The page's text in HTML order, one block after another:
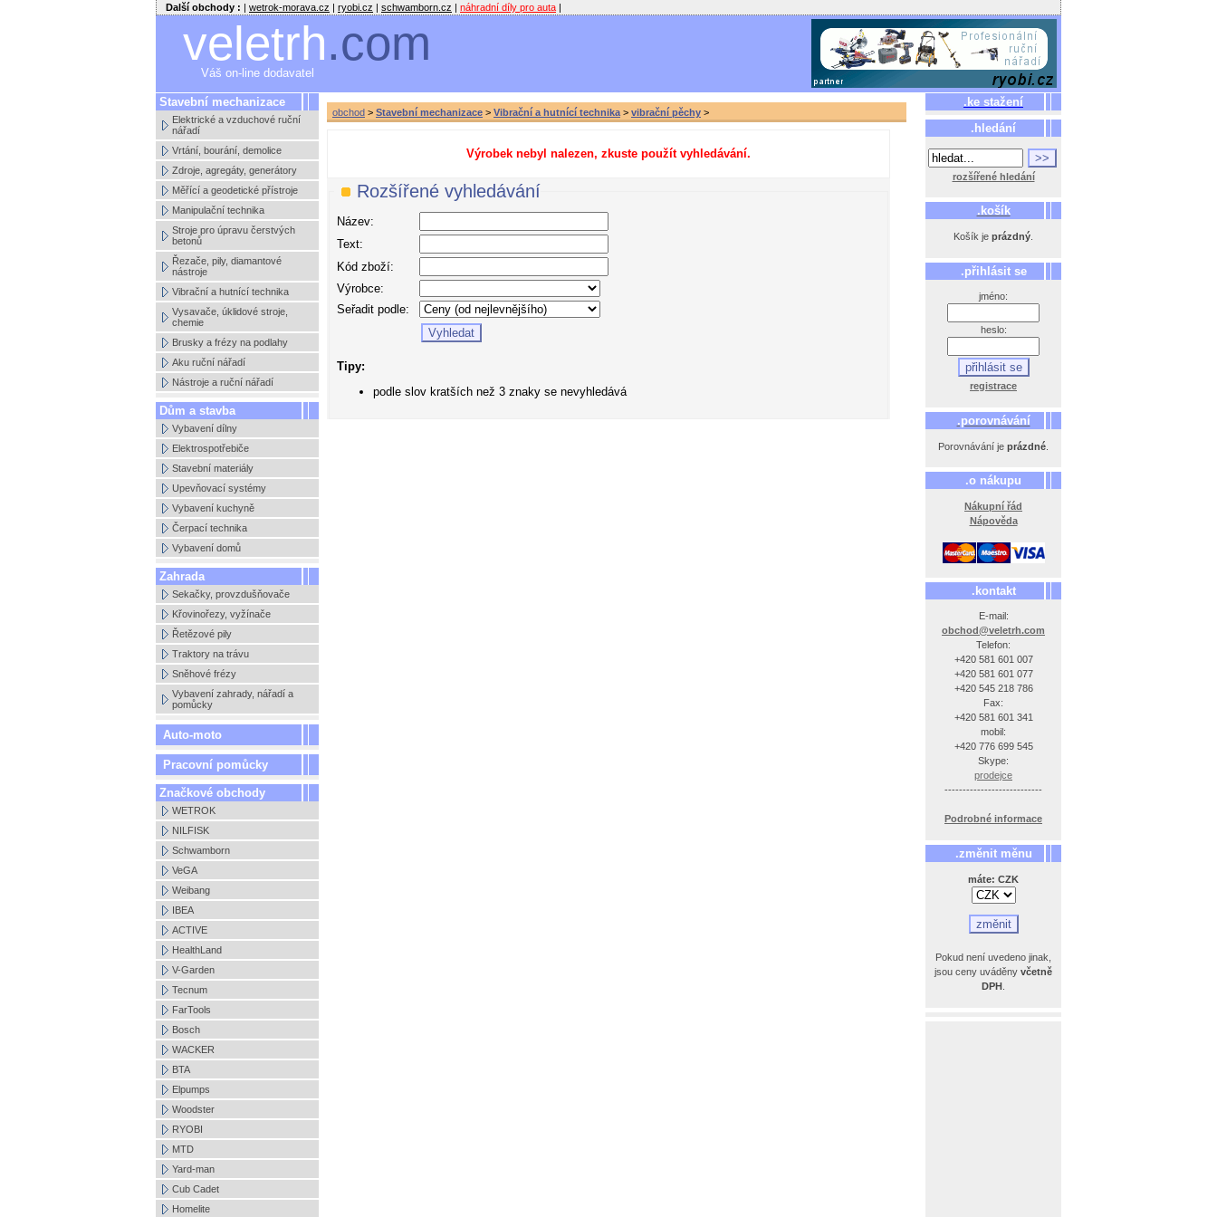
Další obchody : | wetrok-morava.cz | ryobi.cz | schwamborn.cz | náhradní díly pro auta |
veletrh.com
Váš on-line dodavatel
Stavební mechanizace
Elektrické a vzduchové ruční
nářadí
Vrtání, bourání, demolice
Zdroje, agregáty, generátory
Měřící a geodetické přístroje
Manipulační technika
Stroje pro úpravu čerstvých
betonů
Řezače, pily, diamantové
nástroje
Vibrační a hutnící technika
Vysavače, úklidové stroje,
chemie
Brusky a frézy na podlahy
Aku ruční nářadí
Nástroje a ruční nářadí
Dům a stavba
Vybavení dílny
Elektrospotřebiče
Stavební materiály
Upevňovací systémy
Vybavení kuchyně
Čerpací technika
Vybavení domů
Zahrada
Sekačky, provzdušňovače
Křovinořezy, vyžínače
Řetězové pily
Traktory na trávu
Sněhové frézy
Vybavení zahrady, nářadí a
pomůcky
Auto-moto
Pracovní pomůcky
Značkové obchody
WETROK
NILFISK
Schwamborn
VeGA
Weibang
IBEA
ACTIVE
HealthLand
V-Garden
Tecnum
FarTools
Bosch
WACKER
BTA
Elpumps
Woodster
RYOBI
MTD
Yard-man
Cub Cadet
Homelite
.ke stažení
.hledání
rozšířené hledání
.košík
Košík je prázdný
.přihlásit se
jméno:
heslo:
registrace
.porovnávání
Porovnávání je prázdné
.o nákupu
Nákupní řád
Nápověda
.kontakt
E-mail:
obchod@veletrh.com
Telefon:
+420 581 601 007
+420 581 601 077
+420 545 218 786
Fax:
+420 581 601 341
mobil:
+420 776 699 545
Skype:
prodejce
---------------------------
Podrobné informace
.změnit měnu
máte: CZK
Pokud není uvedeno jinak,
jsou ceny uváděny včetně
DPH
obchod > Stavební mechanizace > Vibrační a hutnící technika > vibrační pěchy >
Výrobek nebyl nalezen, zkuste použít vyhledávání.
Rozšířené vyhledávání
Název:
Text:
Kód zboží:
Výrobce:
Seřadit podle:
Tipy:
podle slov kratších než 3 znaky se nevyhledává